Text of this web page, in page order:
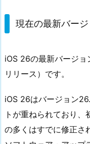
現在の最新バー
iOS 26の最新バージョ
リリース）です。
iOS 26はバージョン
トが重ねられており
の多くはすでに修正